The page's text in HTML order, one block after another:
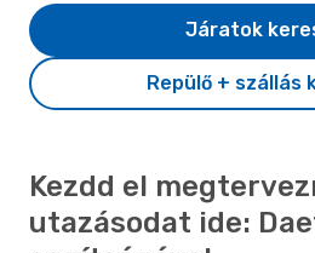
Repülő + szállás
Járatok
Kezdd el
utazásodat ide: